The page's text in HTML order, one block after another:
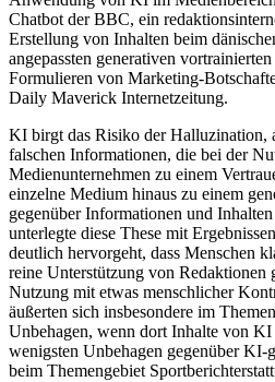
Chatbot der BBC, ein
Erstellung von Inhalten beim
angepassten generativen
Formulieren von Marketing-
Daily Maverick Internetzeitung.
KI birgt das Risiko der Halluzination,
falschen Informationen, die bei der
Medienunternehmen zu einem
einzelne Medium hinaus zu einem
gegenüber Informationen und
unterlegte diese These mit
deutlich hervorgeht, dass Menschen
reine Unterstützung von Redaktionen
Nutzung mit etwas menschlicher
äußerten sich insbesondere im
Unbehagen, wenn dort Inhalte von
wenigsten Unbehagen gegenüber KI-
beim Themengebiet